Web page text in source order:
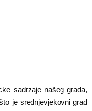
sadrzaje našeg grada,
je srednjevjekovni grad